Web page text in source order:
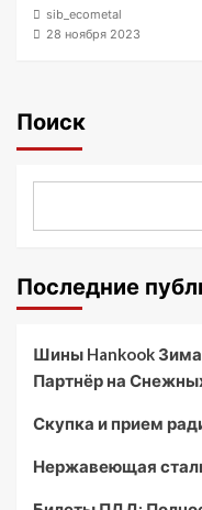
sib_ecometal
28 ноября 2023
Поиск
Последние
Шины Hankook
Партнёр на
Скупка и прием
Нержавеющая